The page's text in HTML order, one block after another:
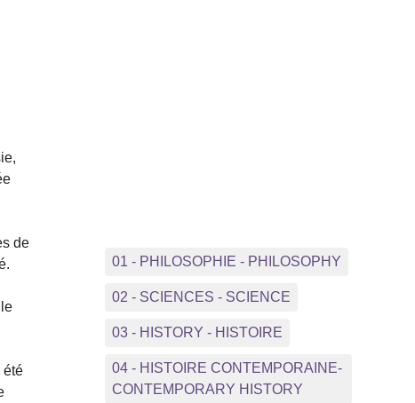
de
été
01 - PHILOSOPHIE - PHILOSOPHY
02 - SCIENCES - SCIENCE
03 - HISTORY - HISTOIRE
04 - HISTOIRE CONTEMPORAINE-
CONTEMPORARY HISTORY